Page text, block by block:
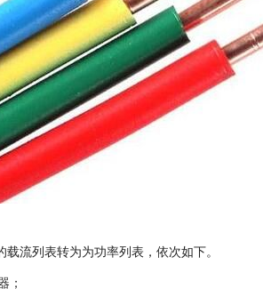
流列表转为为功率列表，依次如下。
；